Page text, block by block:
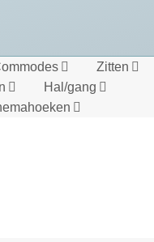
Zitten
Hal/gang